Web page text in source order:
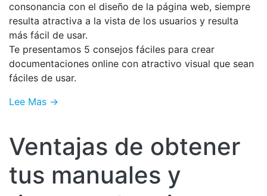
consonancia con el diseño de la página web, siempre
resulta atractiva a la vista de los usuarios y resulta
más fácil de usar.
Te presentamos 5 consejos fáciles para crear
documentaciones online con atractivo visual que sean
fáciles de usar.
Lee Mas →
Ventajas de obtener
tus manuales y